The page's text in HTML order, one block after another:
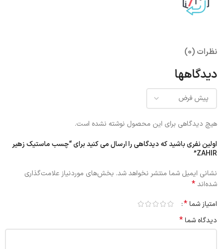
نظرات (0)
دیدگاهها
هیچ دیدگاهی برای این محصول نوشته نشده است.
اولین نفری باشید که دیدگاهی را ارسال می کنید برای “چسب ماستیک زهیر
ZAHIR”
نشانی ایمیل شما منتشر نخواهد شد. بخش‌های موردنیاز علامت‌گذاری
شده‌اند*
امتیاز شما*
دیدگاه شما*